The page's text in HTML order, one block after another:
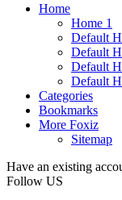
Home
Home 1
Default
Default
Default
Default
Categories
Bookmarks
More Foxiz
Sitemap
Have an existing
Follow US